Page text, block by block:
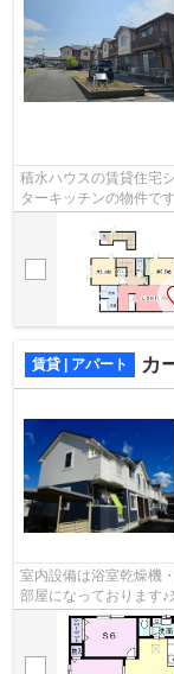
積水ハウスの賃貸住宅
ターキッチンの物件で
賃貸 | アパート カ
室内設備は浴室乾燥機
部屋になっております
ことができます♪専有面